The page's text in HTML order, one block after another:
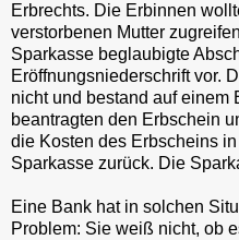
Erbrechts. Die Erbinnen
verstorbenen Mutter
Sparkasse beglaubigte
Eröffnungsniederschrift vor.
nicht und bestand auf einem
beantragten den Erbschein
die Kosten des Erbscheins
Sparkasse zurück. Die
Eine Bank hat in solchen
Problem: Sie weiß nicht, ob